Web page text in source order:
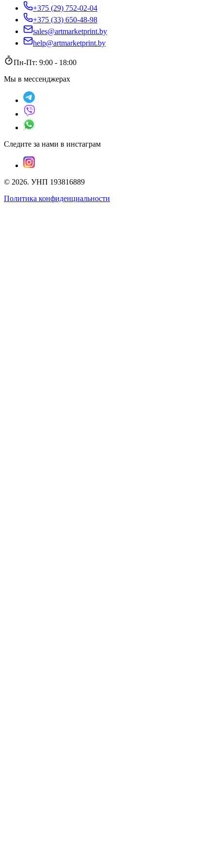
+375 (29) 752-02-04
+375 (33) 650-48-98
sales@artmarketprint.by
help@artmarketprint.by
Пн-Пт: 9:00 - 18:00
Мы в мессенджерах
Следите за нами в инстаграм
© 2026. УНП 193816889
Политика конфиденциальности